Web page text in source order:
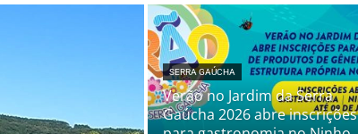
SERRA GAÚCHA
Verão no Jardim da Serra
Gaúcha 2026 abre inscrições